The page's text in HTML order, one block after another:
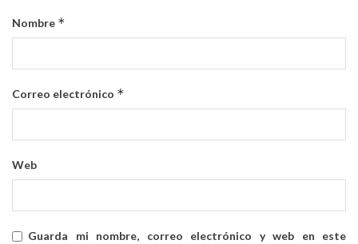
Nombre *
Correo electrónico *
Web
Guarda mi nombre, correo electrónico y web en este